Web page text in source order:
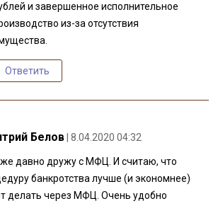
и завершенное исполнительное
из-за отсутствия
Ответить
Белов | 8.04.2020 04:32
давно дружу с МФЦ. И считаю, что
банкротства лучше (и экономнее)
делать через МФЦ. Очень удобно